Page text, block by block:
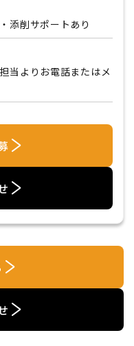
添削サポートあり
当よりお電話またはメ